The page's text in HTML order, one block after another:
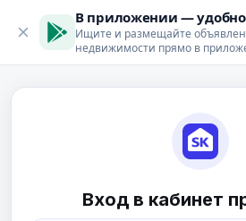
В приложении — удобно
Ищите и размещайте
недвижимости прямо в
Вход в кабинет